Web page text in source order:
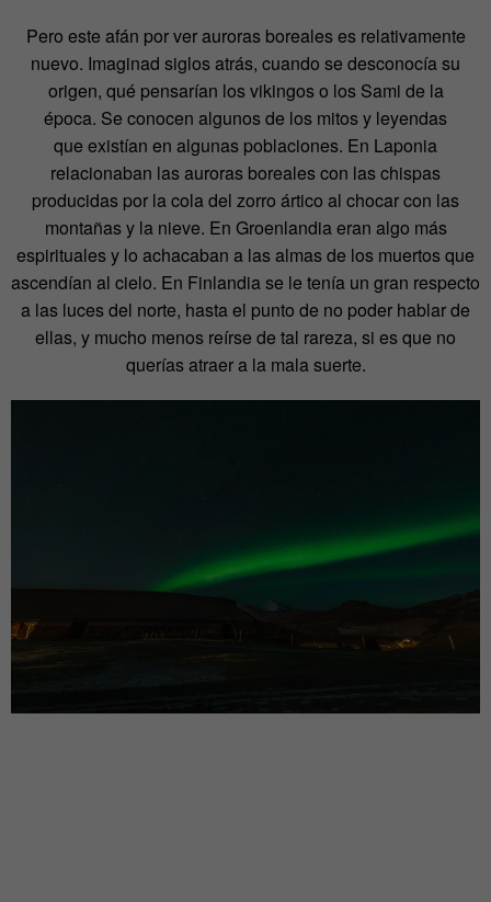
Pero este afán por ver auroras boreales es relativamente
nuevo. Imaginad siglos atrás, cuando se desconocía su
origen, qué pensarían los vikingos o los Sami de la
época. Se conocen algunos de los mitos y leyendas
que existían en algunas poblaciones. En Laponia
relacionaban las auroras boreales con las chispas
producidas por la cola del zorro ártico al chocar con las
montañas y la nieve. En Groenlandia eran algo más
espirituales y lo achacaban a las almas de los muertos que
ascendían al cielo. En Finlandia se le tenía un gran respecto
a las luces del norte, hasta el punto de no poder hablar de
ellas, y mucho menos reírse de tal rareza, si es que no
querías atraer a la mala suerte.